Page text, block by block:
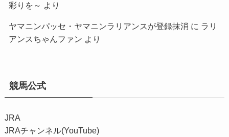
彩りを～ より
ヤマニンパッセ・ヤマニンラリアンスが登録抹消 に ラリ
アンスちゃんファン より
競馬公式
JRA
JRAチャンネル(YouTube)